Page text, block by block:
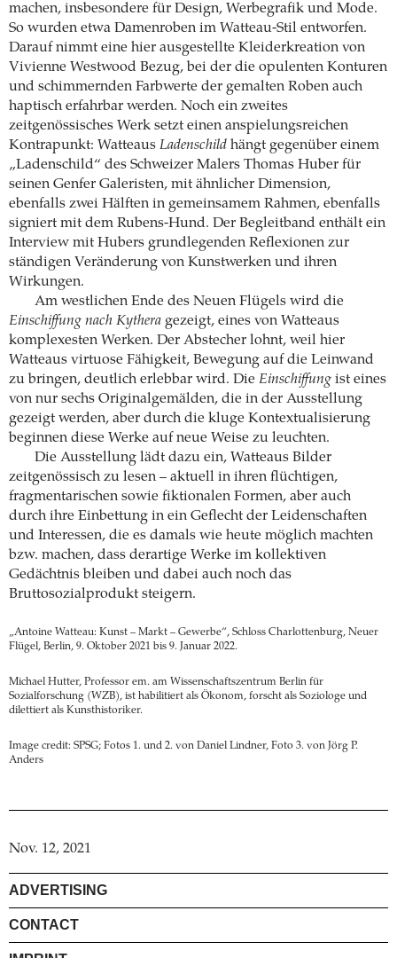
machen, insbesondere für Design, Werbegrafik und Mode.
So wurden etwa Damenroben im Watteau-Stil entworfen.
Darauf nimmt eine hier ausgestellte Kleiderkreation von
Vivienne Westwood Bezug, bei der die opulenten Konturen
und schimmernden Farbwerte der gemalten Roben auch
haptisch erfahrbar werden. Noch ein zweites
zeitgenössisches Werk setzt einen anspielungsreichen
Kontrapunkt: Watteaus Ladenschild hängt gegenüber einem
„Ladenschild“ des Schweizer Malers Thomas Huber für
seinen Genfer Galeristen, mit ähnlicher Dimension,
ebenfalls zwei Hälften in gemeinsamem Rahmen, ebenfalls
signiert mit dem Rubens-Hund. Der Begleitband enthält ein
Interview mit Hubers grundlegenden Reflexionen zur
ständigen Veränderung von Kunstwerken und ihren
Wirkungen.
Am westlichen Ende des Neuen Flügels wird die
Einschiffung nach Kythera gezeigt, eines von Watteaus
komplexesten Werken. Der Abstecher lohnt, weil hier
Watteaus virtuose Fähigkeit, Bewegung auf die Leinwand
zu bringen, deutlich erlebbar wird. Die Einschiffung ist eines
von nur sechs Originalgemälden, die in der Ausstellung
gezeigt werden, aber durch die kluge Kontextualisierung
beginnen diese Werke auf neue Weise zu leuchten.
Die Ausstellung lädt dazu ein, Watteaus Bilder
zeitgenössisch zu lesen – aktuell in ihren flüchtigen,
fragmentarischen sowie fiktionalen Formen, aber auch
durch ihre Einbettung in ein Geflecht der Leidenschaften
und Interessen, die es damals wie heute möglich machten
bzw. machen, dass derartige Werke im kollektiven
Gedächtnis bleiben und dabei auch noch das
Bruttosozialprodukt steigern.
„Antoine Watteau: Kunst – Markt – Gewerbe“, Schloss Charlottenburg, Neuer
Flügel, Berlin, 9. Oktober 2021 bis 9. Januar 2022.
Michael Hutter, Professor em. am Wissenschaftszentrum Berlin für
Sozialforschung (WZB), ist habilitiert als Ökonom, forscht als Soziologe und
dilettiert als Kunsthistoriker.
Image credit: SPSG; Fotos 1. und 2. von Daniel Lindner, Foto 3. von Jörg P.
Anders
Nov. 12, 2021
ADVERTISING
CONTACT